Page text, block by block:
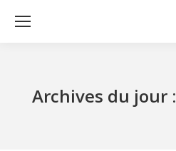
Archives du jour :